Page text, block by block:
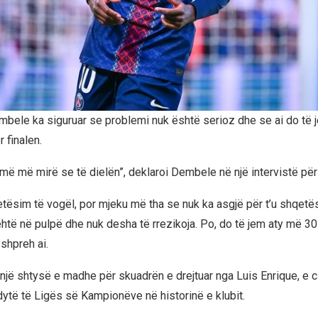
ka siguruar se problemi nuk është serioz dhe se ai do të
finalen.
më mirë se të dielën”, deklaroi Dembele në një intervistë
të vogël, por mjeku më tha se nuk ka asgjë për t’u
në pulpë dhe nuk desha të rrezikoja. Po, do të jem aty më
ai.
shtysë e madhe për skuadrën e drejtuar nga Luis Enrique, e
të Ligës së Kampionëve në historinë e klubit.